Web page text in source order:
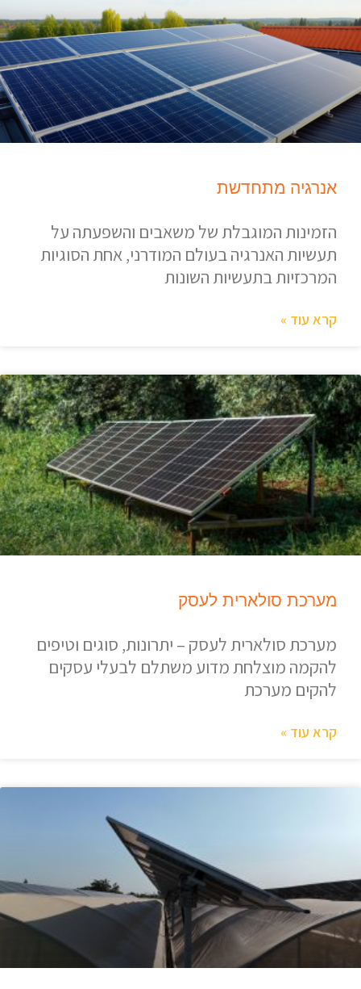
אנרגיה מתחדשת
הזמינות המוגבלת של משאבים והשפעתה על
תעשיות האנרגיה בעולם המודרני, אחת הסוגיות
המרכזיות בתעשיות השונות
קרא עוד »
מערכת סולארית לעסק
מערכת סולארית לעסק – יתרונות, סוגים וטיפים
להקמה מוצלחת מדוע משתלם לבעלי עסקים
להקים מערכת
קרא עוד »